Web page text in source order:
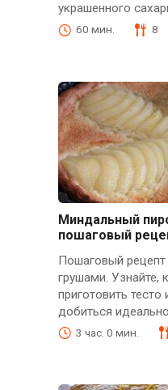
украшенного
60 мин. 8
Миндальный
пошаговый
Пошаговый
грушами. Узнайте,
приготовить тесто
добиться
3 час. 0 мин.